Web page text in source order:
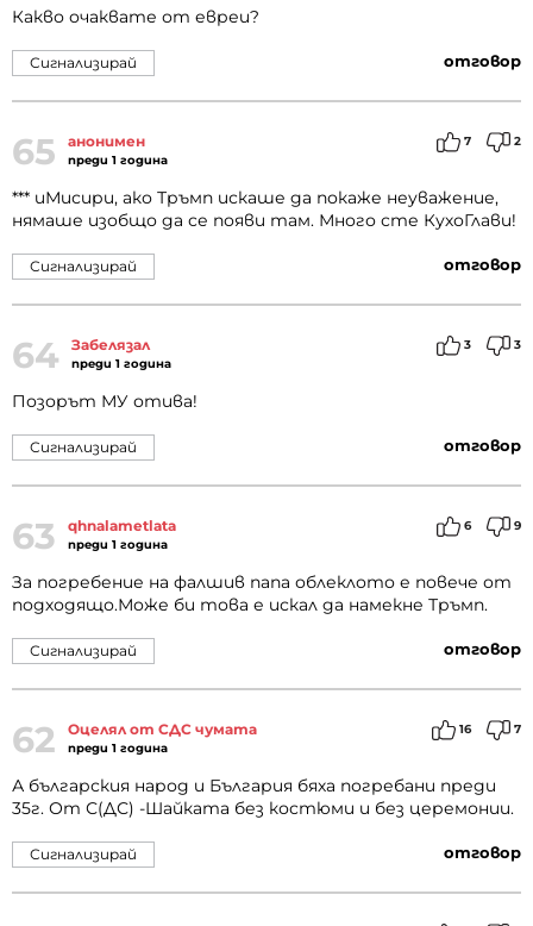
Какво очаквате от евреи?
отговор
Сигнализирай
65 анонимен
преди 1 година
7 2
*** иМисири, ако Тръмп искаше да покаже неуважение,
нямаше изобщо да се появи там. Много сте КухоГлави!
отговор
Сигнализирай
64 Забелязал
преди 1 година
3 3
Позорът МУ отива!
отговор
Сигнализирай
63 qhnalametlata
преди 1 година
6 9
За погребение на фалшив папа облеклото е повече от
подходящо.Може би това е искал да намекне Тръмп.
отговор
Сигнализирай
62 Оцелял от СДС чумата
преди 1 година
16 7
А българския народ и България бяха погребани преди
35г. От С(ДС) -Шайката без костюми и без церемонии.
отговор
Сигнализирай